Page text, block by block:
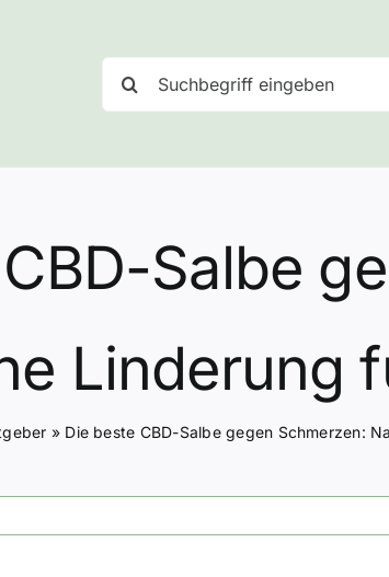
nach:
Salbe
Linderung
» Die beste CBD-Salbe gegen Schmerzen: